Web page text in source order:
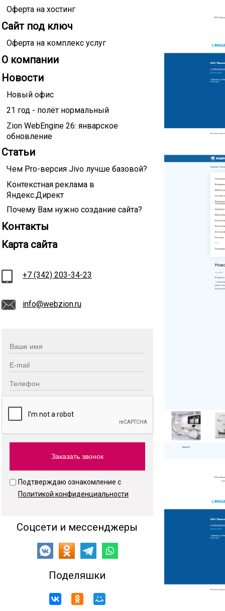
Оферта на хостинг
Сайт под ключ
Оферта на комплекс услуг
О компании
Новости
Новый офис
21 год - полёт нормальный
Zion WebEngine 26: январское
обновление
Статьи
Чем Pro-версия Jivo лучше базовой?
Контекстная реклама в
Яндекс.Директ
Почему Вам нужно создание сайта?
Контакты
Карта сайта
+7 (342) 203-34-23
info@webzion.ru
Подтверждаю ознакомление с
Политикой конфиденциальности
Соцсети и мессенджеры
Поделяшки